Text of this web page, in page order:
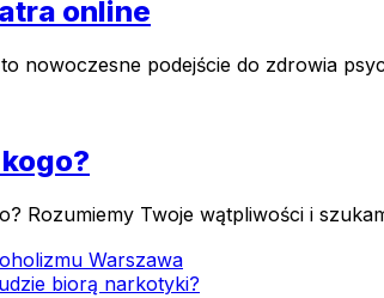
online
nowoczesne podejście do zdrowia
Rozumiemy Twoje wątpliwości i
Warszawa
biorą narkotyki?